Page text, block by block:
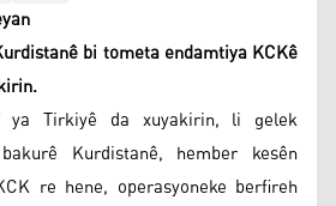
bi tometa endamtiya KCKê
ya Tirkiyê da xuyakirin, li gelek
Kurdistanê, hember kesên
re hene, operasyoneke berfireh